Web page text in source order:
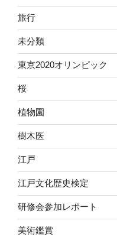
旅行
未分類
東京2020オリンピック
桜
植物園
樹木医
江戸
江戸文化歴史検定
研修会参加レポート
美術鑑賞